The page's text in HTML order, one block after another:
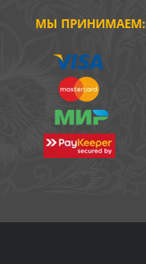
МЫ ПРИНИМАЕМ: